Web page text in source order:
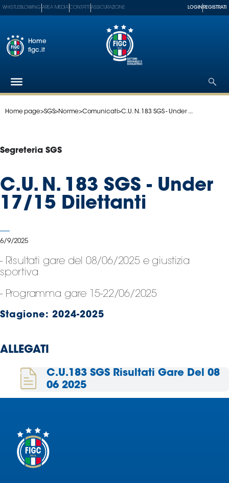
Federazione
Tecnici
Paralimpico
Serie
A
Serie
Femminile
Museo
Calcio
Shop
delle
Assicurazione
Whistleblowing
WHISTLEBLOWING AREA MEDIA CONTATTI ASSICURAZIONE LOGIN REGISTRATI
Home
figc.it
Home page>SGS>Norme>Comunicati>C.U. N. 183 SGS - Under ...
Segreteria SGS
C.U. N. 183 SGS - Under
17/15 Dilettanti
6/9/2025
- Risultati gare del 08/06/2025 e giustizia
sportiva
- Programma gare 15-22/06/2025
Stagione: 2024-2025
ALLEGATI
C.U.183 SGS Risultati Gare Del 08
06 2025